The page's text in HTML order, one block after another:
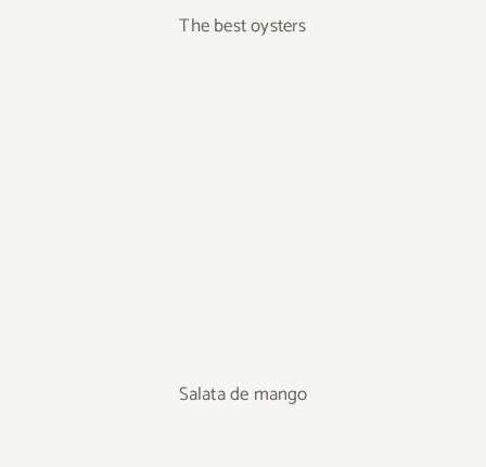
The best oysters
Salata de mango